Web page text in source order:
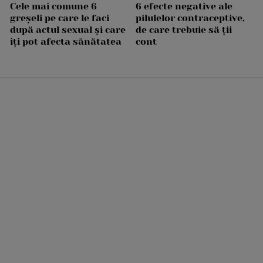
Cele mai comune 6
greșeli pe care le faci
după actul sexual și care
îți pot afecta sănătatea
6 efecte negative ale
pilulelor contraceptive,
de care trebuie să ții
cont